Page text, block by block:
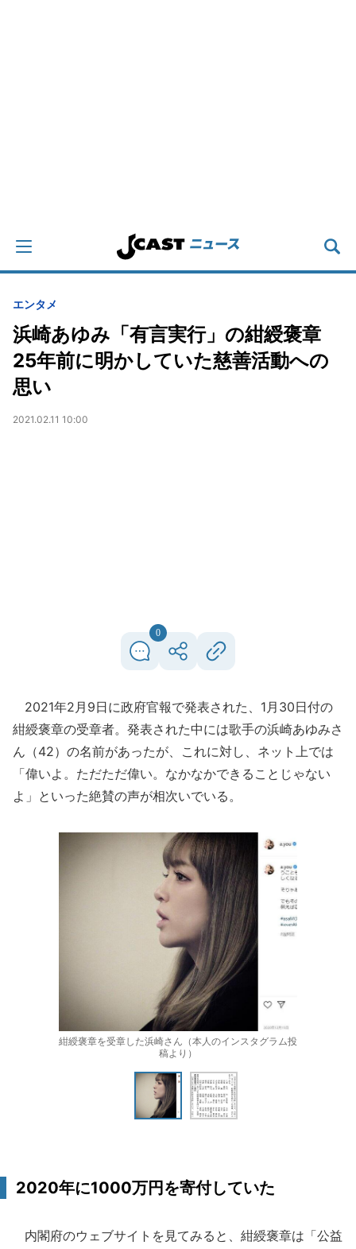
エンタメ
浜崎あゆみ「有言実行」の紺綬褒章
25年前に明かしていた慈善活動への
思い
2021.02.11 10:00
0
2021年2月9日に政府官報で発表された、1月30日付の
紺綬褒章の受章者。発表された中には歌手の浜崎あゆみさ
ん（42）の名前があったが、これに対し、ネット上では
「偉いよ。ただただ偉い。なかなかできることじゃない
よ」といった絶賛の声が相次いでいる。
紺綬褒章を受章した浜崎さん（本人のインスタグラム投
稿より）
2020年に1000万円を寄付していた
内閣府のウェブサイトを見てみると、紺綬褒章は「公益